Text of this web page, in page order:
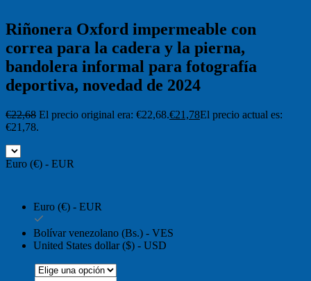
Riñonera Oxford impermeable con
correa para la cadera y la pierna,
bandolera informal para fotografía
deportiva, novedad de 2024
€22,68 El precio original era: €22,68.€21,78El precio actual es:
€21,78.
Euro (€) - EUR
Euro (€) - EUR
Bolívar venezolano (Bs.) - VES
United States dollar ($) - USD